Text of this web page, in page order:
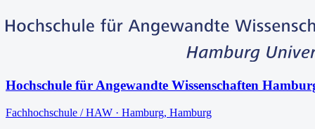
Hochschule für Angewandte Wissenschaften
Fachhochschule / HAW · Hamburg, Hamburg